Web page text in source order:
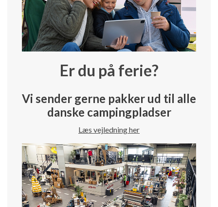
Er du på ferie?
Vi sender gerne pakker ud til alle
danske campingpladser
Læs vejledning her